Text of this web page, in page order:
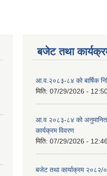
बजेट तथा
आ.व.२०८३-८४ को बार्षिक
मिति: 07/29/2026 -
आ.व २०८३-८४ को
कार्यक्रम विवरण
मिति: 07/29/2026 - 12:46
बजेट तथा कार्याक्रम २०८२/